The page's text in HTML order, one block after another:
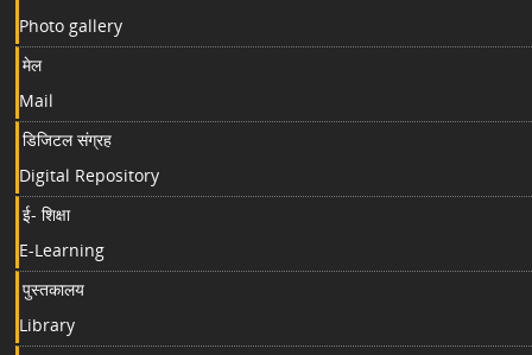
Photo gallery
मेल
Mail
डिजिटल संग्रह
Digital Repository
ई- शिक्षा
E-Learning
पुस्तकालय
Library